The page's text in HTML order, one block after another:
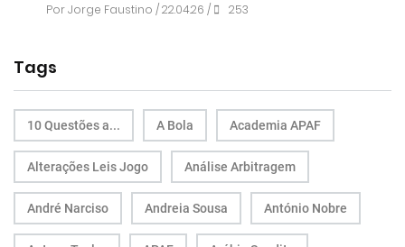
PorJorge Faustino / 22.04.26 / 253
Tags
10 Questões a... A Bola Academia APAF
Alterações Leis Jogo Análise Arbitragem
André Narciso Andreia Sousa António Nobre